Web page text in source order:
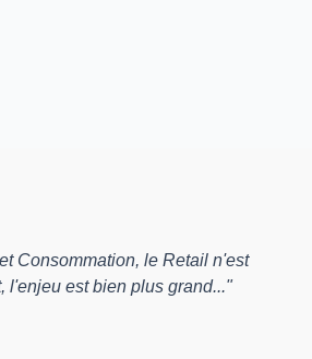
Consommation, le Retail n'est
l'enjeu est bien plus grand... "